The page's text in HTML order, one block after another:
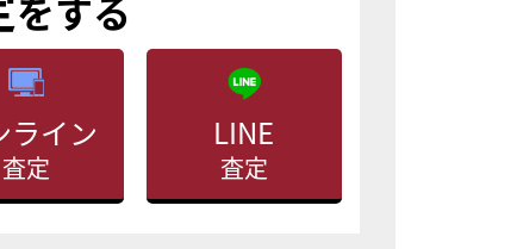
ライン
査定
LINE
査定